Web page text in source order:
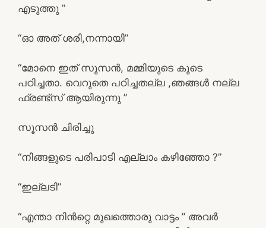
എടുത്തു ”
“ഓ അത് ശരി,നന്നായി”
“മോനെ ഇത് സൂസൻ, മമ്മിയുടെ കൂടെ
പഠിച്ചതാ. വെറുതെ പഠിച്ചതല്ല ,ഞങ്ങൾ നല്ല
ഫ്രണ്ട്സ് ആയിരുന്നു ”
സൂസൻ ചിരിച്ചു
“നിങ്ങളുടെ പരിപാടി എല്ലാം കഴിഞ്ഞോ ?”
“ഇല്ലടി”
“എന്താ നിൻറ്റെ മുഖത്തൊരു വാട്ടം ” അവർ